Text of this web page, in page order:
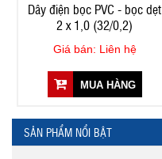
Dây điện bọc PVC - bọc dẹt
2 x 1,0 (32/0,2)
Giá bán: Liên hệ
MUA HÀNG
SẢN PHẨM NỔI BẬT